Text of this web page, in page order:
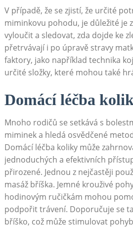
V případě, že se zjistí, že určité
miminkovu pohodu, je důležité je
vyloučit a sledovat, zda dojde ke
přetrvávají i po úpravě stravy
faktory, jako například technika
určité složky, které mohou také
Domácí léčba
Mnoho rodičů se setkává s
miminek a hledá osvědčené
Domácí léčba koliky může
jednoduchých a efektivních
přirozené. Jednou z nejčastěji
masáž bříška. Jemné krouživé
hodinovým ručičkám mohou
podpořit trávení. Doporučuje se
bříško, což může stimulovat